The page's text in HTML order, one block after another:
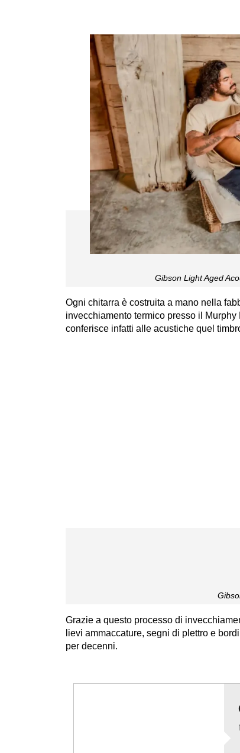
Gibson Light Aged
Ogni chitarra è costruita a mano nella
invecchiamento termico presso il
conferisce infatti alle acustiche quel
Grazie a questo processo di
lievi ammaccature, segni di plettro e
per decenni.